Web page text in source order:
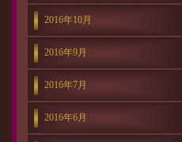
2016年10月
2016年9月
2016年7月
2016年6月